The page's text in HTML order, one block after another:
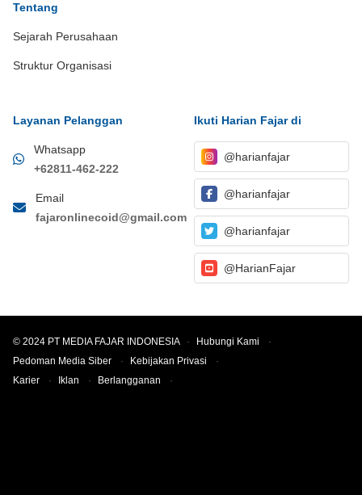
Tentang
Sejarah Perusahaan
Struktur Organisasi
Layanan Pelanggan
Whatsapp
+62811-462-222
Email
fajaronlinecoid@gmail.com
Ikuti Harian Fajar di
@harianfajar
@harianfajar
@harianfajar
@HarianFajar
© 2024 PT MEDIA FAJAR INDONESIA · Hubungi Kami
·
Pedoman Media Siber
· Kebijakan Privasi
·
Karier
· Iklan · Berlangganan ·